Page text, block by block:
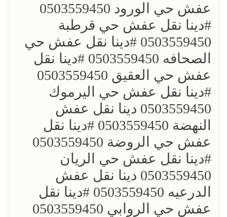
عفش حي الورود 0503559450
؜#دينا نقل عفش حي قرطبة
0503559450 ؜#دينا نقل عفش حي
الصحافه 0503559450 ؜#دينا نقل
عفش حي العقيق 0503559450
؜#دينا نقل عفش حي اليرموك
0503559450 دينا نقل عفش
النهضة 0503559450 ؜#دينا نقل
عفش حي الروضة 0503559450
؜#دينا نقل عفش حي الريان
0503559450 دينا نقل عفش
الدرعيه 0503559450 ؜#دينا نقل
عفش حي الروابي 0503559450